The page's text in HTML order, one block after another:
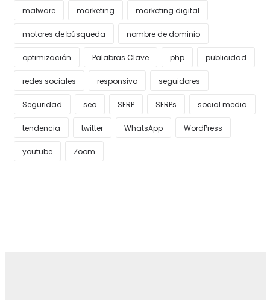
malware marketing marketing digital
motores de búsqueda nombre de dominio
optimización Palabras Clave php publicidad
redes sociales responsivo seguidores
Seguridad seo SERP SERPs social media
tendencia twitter WhatsApp WordPress
youtube Zoom